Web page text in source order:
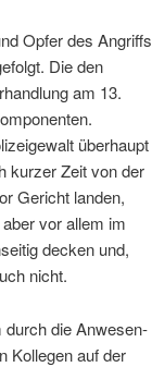
Opfer des Angriffs
Die den
am 13.
über­haupt
kurz­er Zeit von der
Gericht lan­den,
vor allem im
deck­en und,
nicht.
durch die Anwe­sen­
Kol­le­gen auf der